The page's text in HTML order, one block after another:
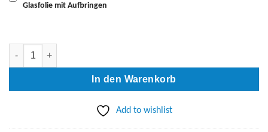
Glasfolie mit Aufbringen
Samsung A12 Display Tauschen (A127F) Menge
In den Warenkorb
Add to wishlist